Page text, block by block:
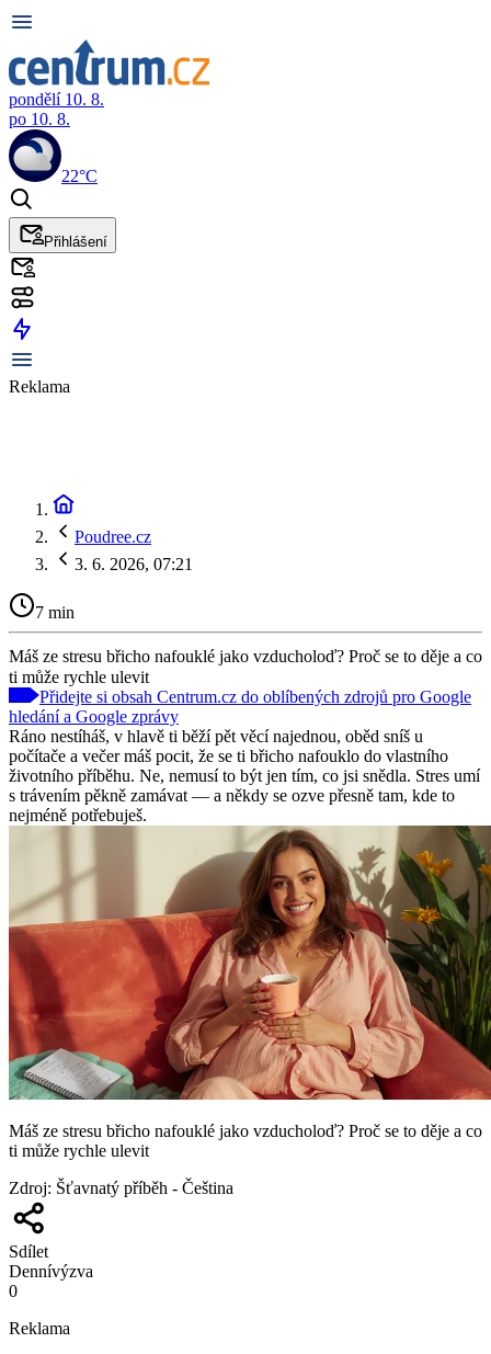
pondělí 10. 8.
po 10. 8.
22°C
Přihlášení
Reklama
Poudree.cz
3. 6. 2026, 07:21
7 min
Máš ze stresu břicho nafouklé jako vzducholoď? Proč se to děje a co
ti může rychle ulevit
Přidejte si obsah Centrum.cz do oblíbených zdrojů pro Google
hledání a Google zprávy
Ráno nestíháš, v hlavě ti běží pět věcí najednou, oběd sníš u
počítače a večer máš pocit, že se ti břicho nafouklo do vlastního
životního příběhu. Ne, nemusí to být jen tím, co jsi snědla. Stres umí
s trávením pěkně zamávat — a někdy se ozve přesně tam, kde to
nejméně potřebuješ.
Máš ze stresu břicho nafouklé jako vzducholoď? Proč se to děje a co
ti může rychle ulevit
Zdroj: Šťavnatý příběh - Čeština
Sdílet
Dennívýzva
0
Reklama